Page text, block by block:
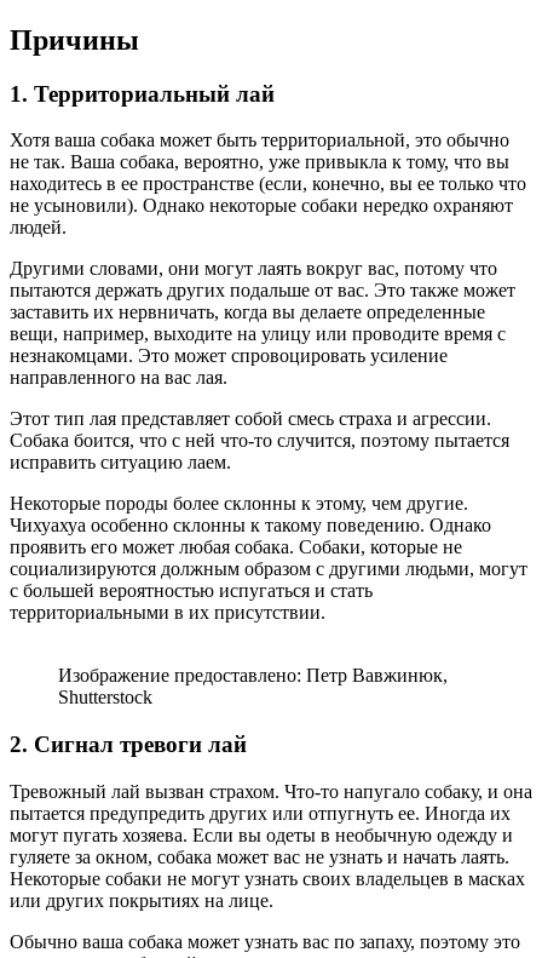
Причины
1. Территориальный лай
Хотя ваша собака может быть территориальной, это обычно
не так. Ваша собака, вероятно, уже привыкла к тому, что вы
находитесь в ее пространстве (если, конечно, вы ее только что
не усыновили). Однако некоторые собаки нередко охраняют
людей.
Другими словами, они могут лаять вокруг вас, потому что
пытаются держать других подальше от вас. Это также может
заставить их нервничать, когда вы делаете определенные
вещи, например, выходите на улицу или проводите время с
незнакомцами. Это может спровоцировать усиление
направленного на вас лая.
Этот тип лая представляет собой смесь страха и агрессии.
Собака боится, что с ней что-то случится, поэтому пытается
исправить ситуацию лаем.
Некоторые породы более склонны к этому, чем другие.
Чихуахуа особенно склонны к такому поведению. Однако
проявить его может любая собака. Собаки, которые не
социализируются должным образом с другими людьми, могут
с большей вероятностью испугаться и стать
территориальными в их присутствии.
Изображение предоставлено: Петр Вавжинюк,
Shutterstock
2. Сигнал тревоги лай
Тревожный лай вызван страхом. Что-то напугало собаку, и она
пытается предупредить других или отпугнуть ее. Иногда их
могут пугать хозяева. Если вы одеты в необычную одежду и
гуляете за окном, собака может вас не узнать и начать лаять.
Некоторые собаки не могут узнать своих владельцев в масках
или других покрытиях на лице.
Обычно ваша собака может узнать вас по запаху, поэтому это